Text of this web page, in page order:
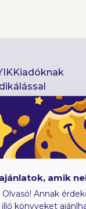
Kiadóknak
amik
Olvasó! Annak
könyveket